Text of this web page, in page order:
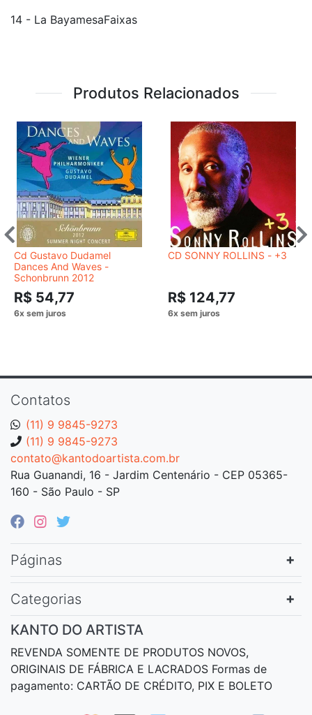
14 - La BayamesaFaixas
Produtos Relacionados
Cd Gustavo Dudamel
Dances And Waves -
Schonbrunn 2012
R$ 54,77
CD SONNY ROLLINS - +3
R$ 124,77
Contatos
(11) 9 9845-9273
(11) 9 9845-9273
contato@kantodoartista.com.br
Rua Guanandi, 16 - Jardim Centenário - CEP 05365-
160 - São Paulo - SP
Páginas
Categorias
KANTO DO ARTISTA
REVENDA SOMENTE DE PRODUTOS NOVOS,
ORIGINAIS DE FÁBRICA E LACRADOS Formas de
pagamento: CARTÃO DE CRÉDITO, PIX E BOLETO